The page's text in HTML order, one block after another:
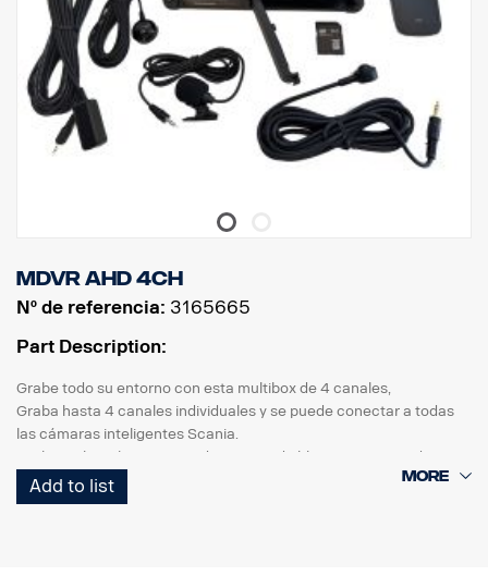
Para uso con smart dash,
No compa
tible con AUS4
necesita el adaptador 3203561 o 3186731 para conectarse al
puerto de la cámara DDU.
MDVR AHD 4CH
Nº de referencia: 3165665
Part Description:
Grabe todo su entorno con esta multibox de 4 canales
Graba hasta 4 canales individuales y se puede conectar a todas
las cámaras inteligentes Scania.
Graba en la tarjeta SD con dispositivo de bloqueo, se accede a
través de Viewer de PC (programa de terceros) o con mando a
distancia directamente en el monitor.
Add to list